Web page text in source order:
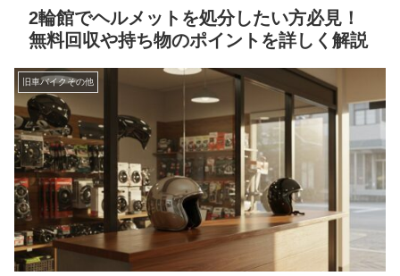
2輪館でヘルメットを処分したい方必見！
無料回収や持ち物のポイントを詳しく解説
旧車バイクその他